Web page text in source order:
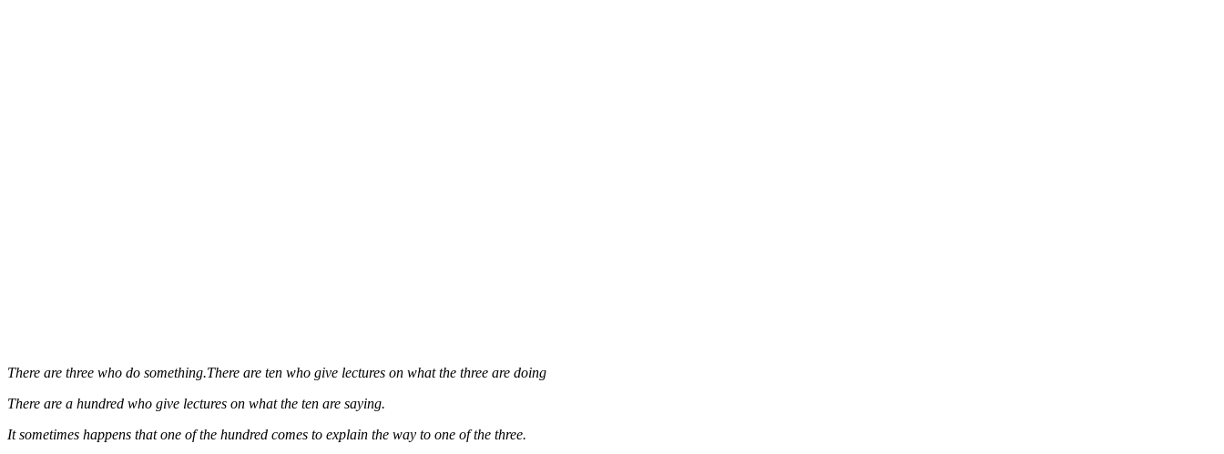
There are three who do something.There are ten who give lectures on what the three are doing
There are a hundred who give lectures on what the ten are saying.
It sometimes happens that one of the hundred comes to explain the way to one of the three.